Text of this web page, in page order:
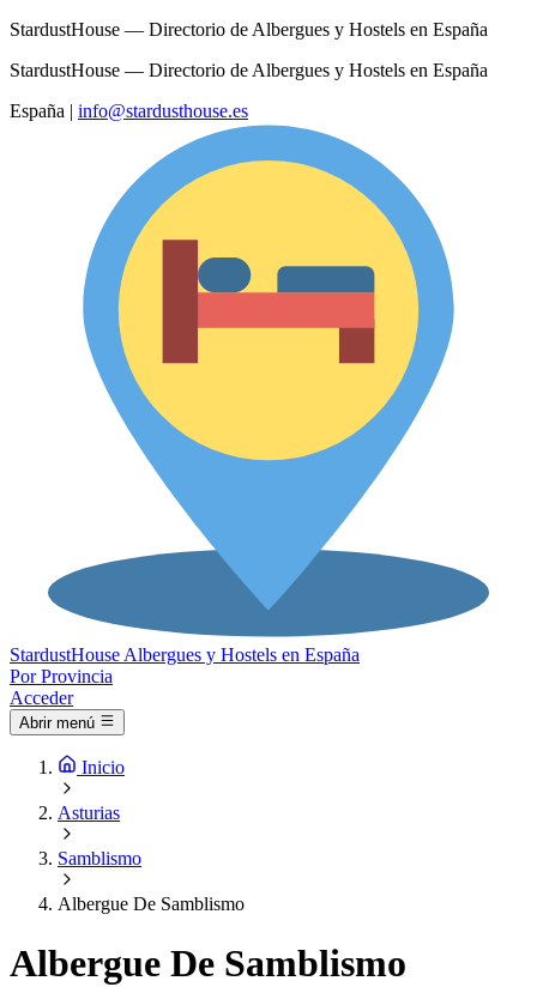
StardustHouse — Directorio de Albergues y Hostels en España
StardustHouse — Directorio de Albergues y Hostels en España
España | info@stardusthouse.es
StardustHouse Albergues y Hostels en España
Por Provincia
Acceder
Abrir menú
Inicio
Asturias
Samblismo
Albergue De Samblismo
Albergue De Samblismo